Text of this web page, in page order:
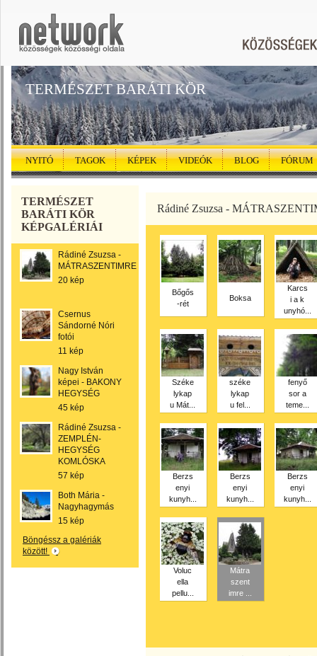
TERMÉSZET BARÁTI KÖR
NYITÓ TAGOK KÉPEK VIDEÓK BLOG FÓRUM
TERMÉSZET
BARÁTI KÖR
KÉPGALÉRIÁI
Rádiné Zsuzsa -
MÁTRASZENTIMRE
20 kép
Csernus
Sándorné Nóri
fotói
11 kép
Nagy István
képei - BAKONY
HEGYSÉG
45 kép
Rádiné Zsuzsa -
ZEMPLÉN-
HEGYSÉG
KOMLÓSKA
57 kép
Both Mária -
Nagyhagymás
15 kép
Böngéssz a galériák
között!
Rádiné Zsuzsa -
Bőgős
-rét
Boksa
Karcs
i a k
unyhó...
Széke
lykap
u Mát...
széke
lykap
u fel...
fenyő
sor a
teme...
Berzs
enyi
kunyh...
Berzs
enyi
kunyh...
Berzs
enyi
kunyh...
Voluc
ella
pellu...
Mátra
szent
imre ...